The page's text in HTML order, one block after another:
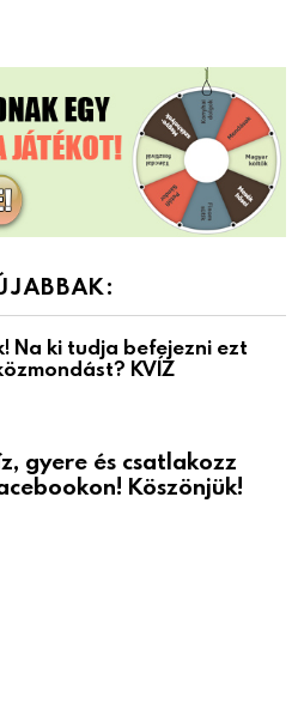
Na ki tudja befejezni ezt
KVÍZ
gyere és csatlakozz
Köszönjük!